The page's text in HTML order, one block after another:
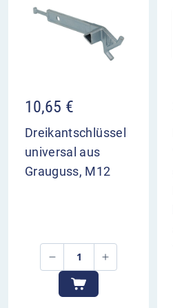
10,65 €
Dreikantschlüssel
universal aus
Grauguss, M12